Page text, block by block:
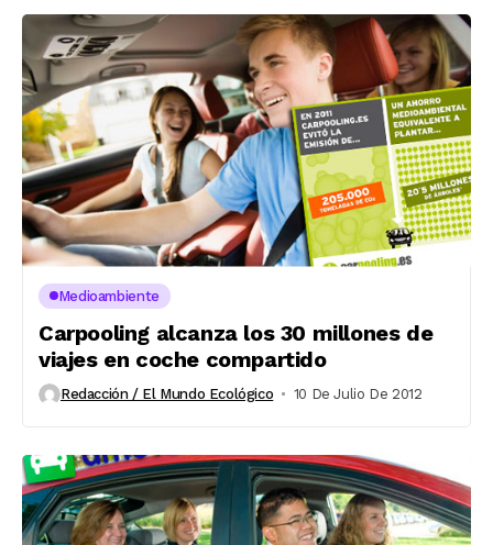
Medioambiente
Carpooling alcanza los 30 millones de
viajes en coche compartido
Redacción / El Mundo Ecológico 10 De Julio De 2012